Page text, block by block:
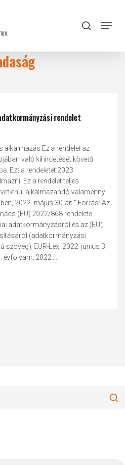
search
Menu
rendelet
alkalmazás Ez a rendelet az
való kihirdetését követő
Ezt a rendeletet 2023.
Ez a rendelet teljes
alkalmazandó valamennyi
2022. május 30-án.” Forrás: Az
(EU) 2022/868 rendelete
adatkormányzásról és az (EU)
(adatkormányzási
szöveg); EUR-Lex; 2022. június 3.
2022....
Close